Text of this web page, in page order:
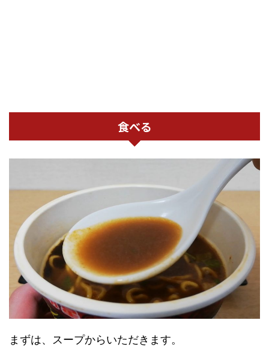
食べる
まずは、スープからいただきます。